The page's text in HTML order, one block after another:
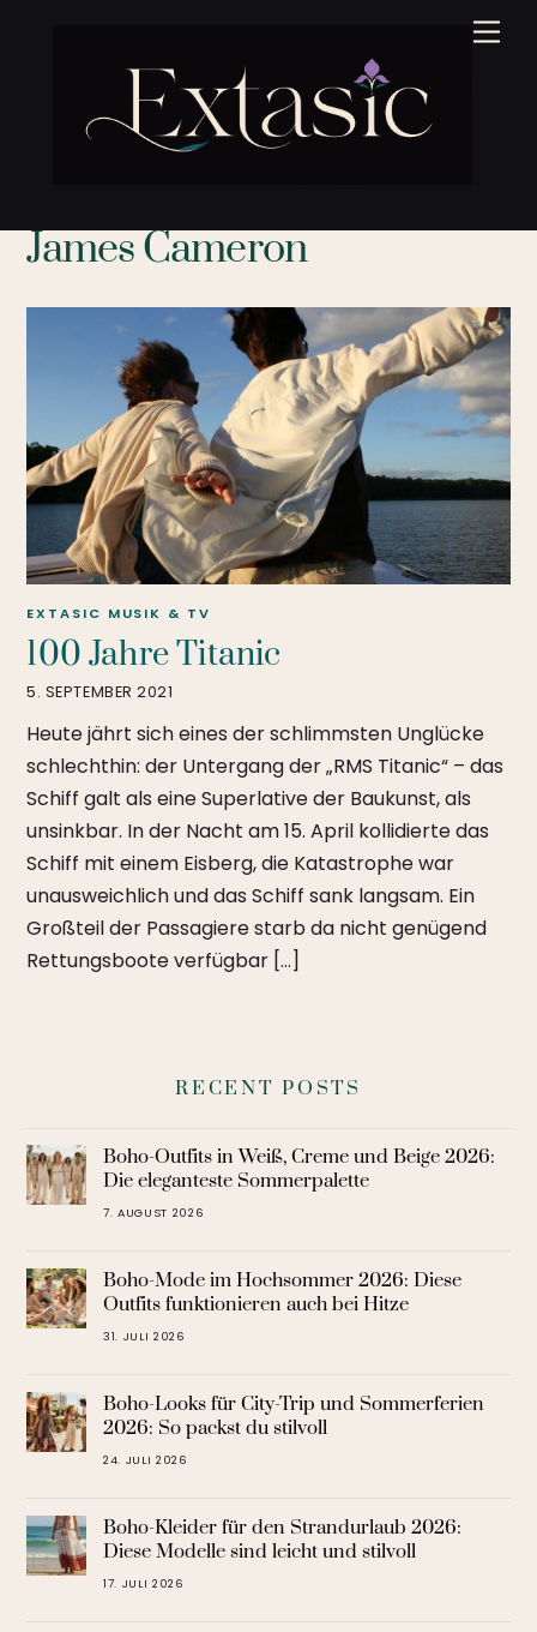
James Cameron
5. SEPTEMBER 2021
100 Jahre Titanic
EXTASIC MUSIK & TV
Heute jährt sich eines der schlimmsten Unglücke
schlechthin: der Untergang der „RMS Titanic“ – das
Schiff galt als eine Superlative der Baukunst, als
unsinkbar. In der Nacht am 15. April kollidierte das
Schiff mit einem Eisberg, die Katastrophe war
unausweichlich und das Schiff sank langsam. Ein
Großteil der Passagiere starb da nicht genügend
Rettungsboote verfügbar […]
RECENT POSTS
Boho-Outfits in Weiß, Creme und Beige 2026:
Die eleganteste Sommerpalette
7. AUGUST 2026
Boho-Mode im Hochsommer 2026: Diese
Outfits funktionieren auch bei Hitze
31. JULI 2026
Boho-Looks für City-Trip und Sommerferien
2026: So packst du stilvoll
24. JULI 2026
Boho-Kleider für den Strandurlaub 2026:
Diese Modelle sind leicht und stilvoll
17. JULI 2026